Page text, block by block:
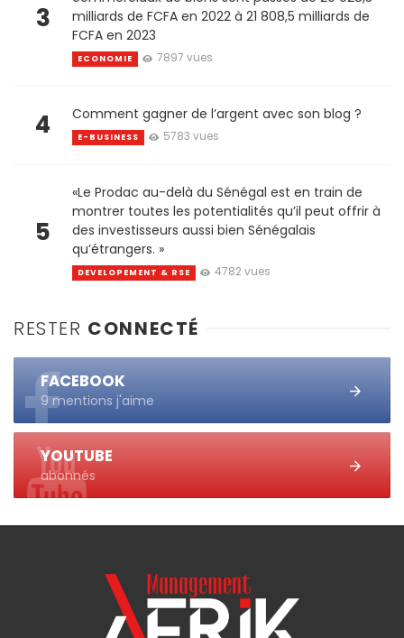
3
milliards de FCFA en 2022 à 21 808,5 milliards de
FCFA en 2023
ECONOMIE 7897 vues
4 Comment gagner de l’argent avec son blog ?
E-BUSINESS 5783 vues
5
«Le Prodac au-delà du Sénégal est en train de
montrer toutes les potentialités qu’il peut offrir à
des investisseurs aussi bien Sénégalais
qu’étrangers. »
DEVELOPEMENT & RSE 4782 vues
RESTER CONNECTÉ
FACEBOOK
9 mentions j'aime
YOUTUBE
abonnés